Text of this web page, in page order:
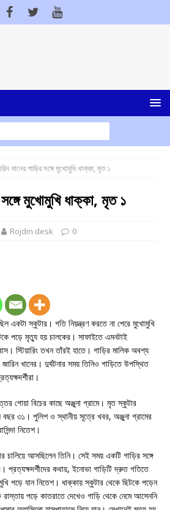
খানের গাড়ির সঙ্গে মুখোমুখি ধাক্কা, মৃত ১
মুখোমুখি ধাক্কা, মৃত ১
Rojdin desk 0
একটা স্কুটার। গতি নিয়ন্ত্রণ করতে না পেরে মুখোমুখি
পড়ে মৃত্যু হয় চালকের। সাফাইতে এমনটাই
স্টিয়ারিং তখন তাঁরই হাতে। গাড়ির মালিক অবশ্য
খানের। দুর্ঘটনার সময় তিনিও গাড়িতে উপস্থিত
গোয়া বিচের কাছে অঞ্জুনা গ্রামে। মৃত স্কুটার
৩১। পুলিশ ও স্থানীয় সূত্রে খবর, অঞ্জুনা গ্রামের
নিতেশ।
চালিয়ে আসছিলেন তিনি। সেই সময় একটি গাড়ির সঙ্গে
প্রত্যক্ষদর্শীদের কথায়, ইনোভা গাড়িটি দ্রুত গতিতে
পড়ে যান নিতেশ। ধাক্কায় স্কুটার থেকে ছিটকে পড়েন
পড়ে কাতরাতে দেখেও গাড়ি থেকে নেমে আসেননি